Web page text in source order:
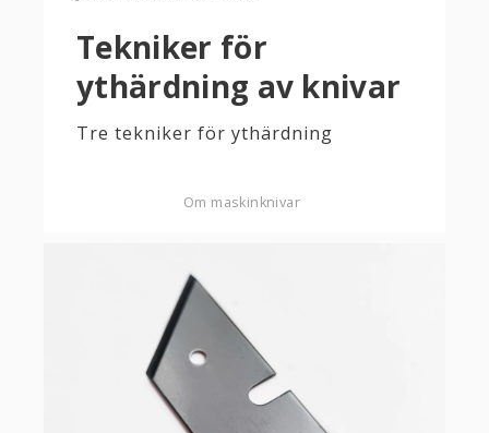
Tekniker för
ythärdning av knivar
Tre tekniker för ythärdning
Om maskinknivar